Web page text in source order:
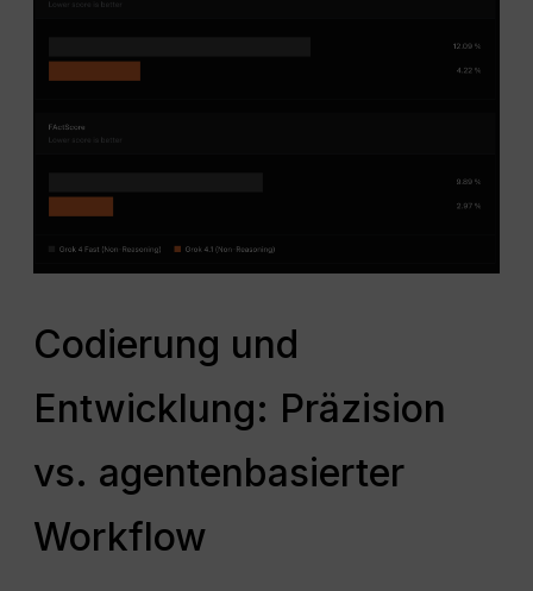
Codierung und
Entwicklung: Präzision
vs. agentenbasierter
Workflow